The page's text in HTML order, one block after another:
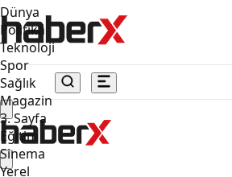
Dünya
Politika
Teknoloji
Spor
Sağlık
Magazin
3. Sayfa
Eğitim
Sinema
Yerel